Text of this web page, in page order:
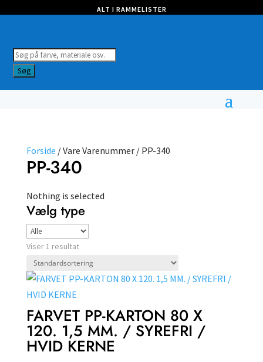
ALT I RAMMELISTER
Products
search
Søg
Forside / Vare Varenummer / PP-340
PP-340
Nothing is selected
Vælg type
Viser 1 resultat
FARVET PP-KARTON 80 X
120. 1,5 MM. / SYREFRI /
HVID KERNE